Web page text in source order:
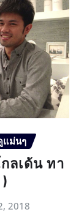
แม่นๆ
ลเด้น ทา
2018